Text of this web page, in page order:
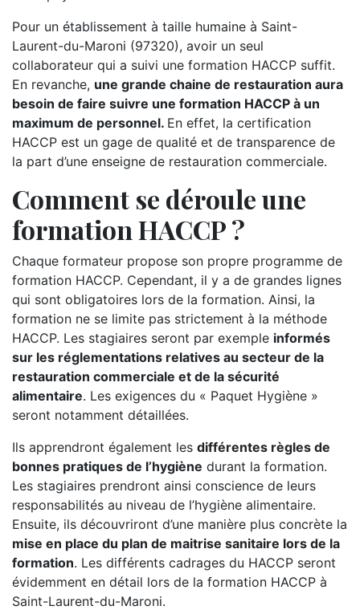
Pour un établissement à taille humaine à Saint-
Laurent-du-Maroni (97320), avoir un seul
collaborateur qui a suivi une formation HACCP suffit.
En revanche, une grande chaine de restauration aura
besoin de faire suivre une formation HACCP à un
maximum de personnel. En effet, la certification
HACCP est un gage de qualité et de transparence de
la part d’une enseigne de restauration commerciale.
Comment se déroule une
formation HACCP ?
Chaque formateur propose son propre programme de
formation HACCP. Cependant, il y a de grandes lignes
qui sont obligatoires lors de la formation. Ainsi, la
formation ne se limite pas strictement à la méthode
HACCP. Les stagiaires seront par exemple informés
sur les réglementations relatives au secteur de la
restauration commerciale et de la sécurité
alimentaire. Les exigences du « Paquet Hygiène »
seront notamment détaillées.
Ils apprendront également les différentes règles de
bonnes pratiques de l’hygiène durant la formation.
Les stagiaires prendront ainsi conscience de leurs
responsabilités au niveau de l’hygiène alimentaire.
Ensuite, ils découvriront d’une manière plus concrète la
mise en place du plan de maitrise sanitaire lors de la
formation. Les différents cadrages du HACCP seront
évidemment en détail lors de la formation HACCP à
Saint-Laurent-du-Maroni.